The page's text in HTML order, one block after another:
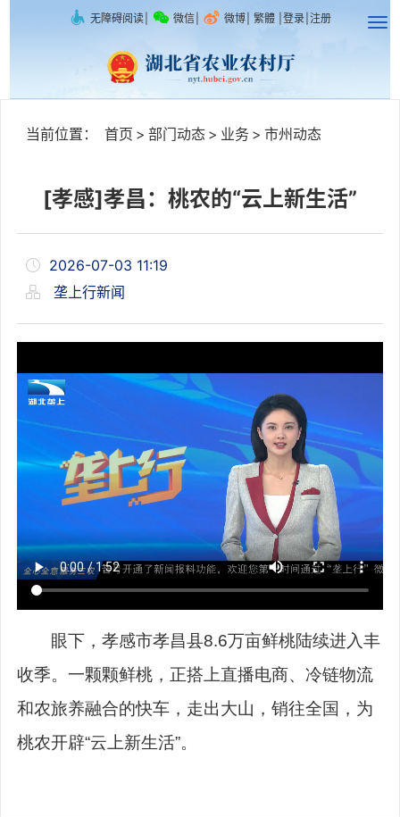
无障碍阅读 微信 微博 繁體 登录 注册
当前位置： 首页 > 部门动态 > 业务 > 市州动态
[孝感]孝昌：桃农的“云上新生活”
2026-07-03 11:19
垄上行新闻
眼下，孝感市孝昌县8.6万亩鲜桃陆续进入丰
收季。一颗颗鲜桃，正搭上直播电商、冷链物流
和农旅养融合的快车，走出大山，销往全国，为
桃农开辟“云上新生活”。